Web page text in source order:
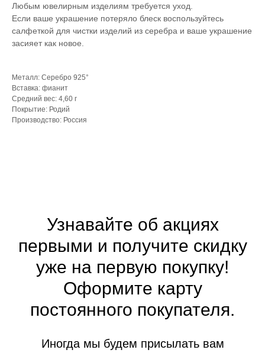
Любым ювелирным изделиям требуется уход.
Если ваше украшение потеряло блеск воспользуйтесь
салфеткой для чистки изделий из серебра и ваше украшение
засияет как новое.
Металл: Серебро 925°
Вставка: фианит
Средний вес: 4,60 г
Покрытие: Родий
Производство: Россия
Узнавайте об акциях
первыми и получите скидку
уже на первую покупку!
Оформите карту
постоянного покупателя.
Иногда мы будем присылать вам